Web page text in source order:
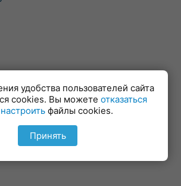
удобства пользователей сайта
cookies. Вы можете отказаться
настроить файлы cookies.
Принять